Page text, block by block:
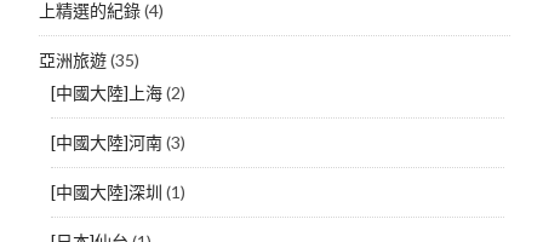
上精選的紀錄(4)
亞洲旅遊(35)
[中國大陸]上海(2)
[中國大陸]河南(3)
[中國大陸]深圳 (1)